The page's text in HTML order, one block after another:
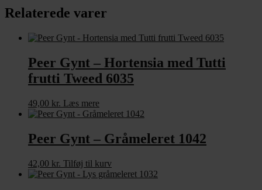
Relaterede varer
Peer Gynt – Hortensia med Tutti
frutti Tweed 6035
49,00 kr. Læs mere
Peer Gynt – Gråmeleret 1042
42,00 kr. Tilføj til kurv